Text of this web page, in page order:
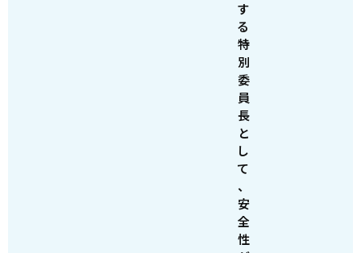
す
る
特
別
委
員
長
と
し
て
、
安
全
性